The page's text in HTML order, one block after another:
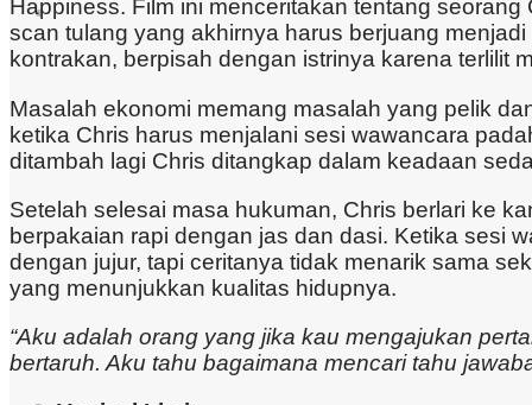
Happiness. Film ini menceritakan tentang
scan tulang yang akhirnya harus berjuang
kontrakan, berpisah dengan istrinya karena terlilit
Masalah ekonomi memang masalah yang pelik
ketika Chris harus menjalani sesi wawancara
ditambah lagi Chris ditangkap dalam keadaan
Setelah selesai masa hukuman, Chris berlari ke
berpakaian rapi dengan jas dan dasi. Ketika sesi
dengan jujur, tapi ceritanya tidak menarik sama
yang menunjukkan kualitas hidupnya.
“Aku adalah orang yang jika kau mengajukan
bertaruh. Aku tahu bagaimana mencari tahu